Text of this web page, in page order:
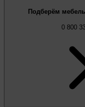
Подберём
0 800